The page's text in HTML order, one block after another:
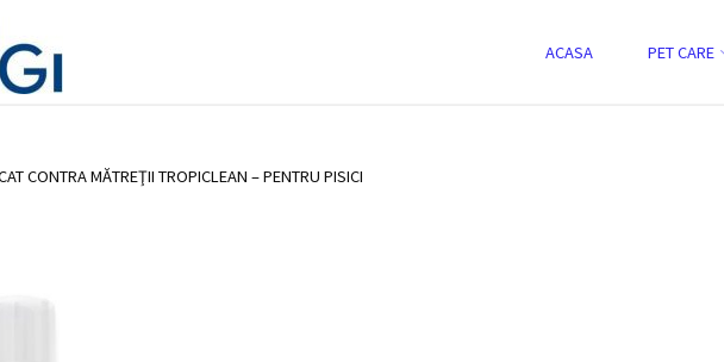
Investment
ACASA PET CARE
CONTRA MĂTREŢII TROPICLEAN – PENTRU PISICI